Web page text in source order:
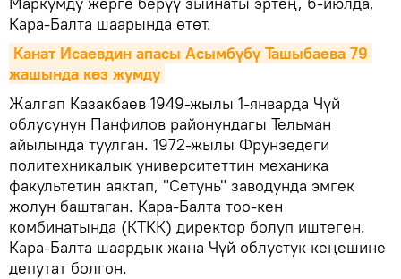
Кара-Балта шаарында өтөт.
Канат Исаевдин апасы Асымбүбү Ташыбаева 79
жашында көз жумду
Жалгап Казакбаев 1949-жылы 1-январда Чүй
облусунун Панфилов районундагы Тельман
айылында туулган. 1972-жылы Фрунзедеги
политехникалык университеттин механика
факультетин аяктап, "Сетунь" заводунда эмгек
жолун баштаган. Кара-Балта тоо-кен
комбинатында (КТКК) директор болуп иштеген.
Кара-Балта шаардык жана Чүй облустук кеңешине
депутат болгон.